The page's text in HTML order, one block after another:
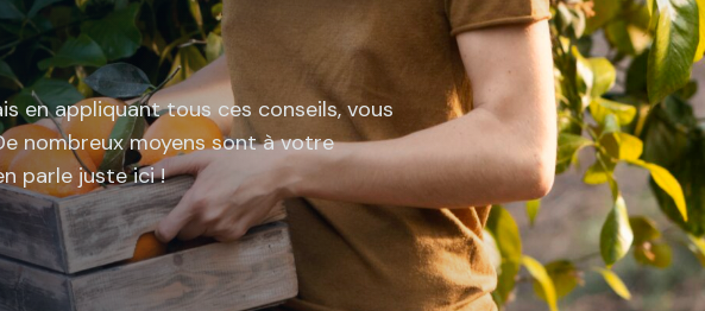
en appliquant tous ces conseils, vous
nombreux moyens sont à votre
parle juste ici !